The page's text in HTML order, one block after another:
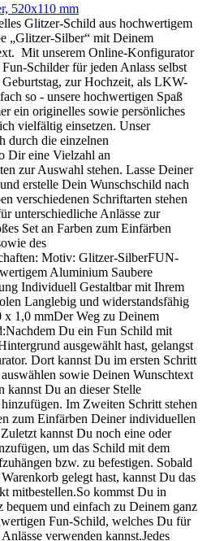
520x110 mm
Glitzer-Schild aus hochwertigem
„Glitzer-Silber“ mit Deinem
Mit unserem Online-Konfigurator
Schilder für jeden Anlass selbst
Geburtstag, zur Hochzeit, als LKW-
so - unsere hochwertigen Spaß
ein originelles sowie persönliches
vielfältig einsetzen. Unser
durch die einzelnen
Dir eine Vielzahl an
zur Auswahl stehen. Lasse Deiner
erstelle Dein Wunschschild nach
verschiedenen Schriftarten stehen
unterschiedliche Anlässe zur
Set an Farben zum Einfärben
des
Motiv: Glitzer-SilberFUN-
Aluminium Saubere
Individuell Gestaltbar mit Ihrem
Langlebig und widerstandsfähig
x 1,0 mmDer Weg zu Deinem
Du ein Fun Schild mit
ausgewählt hast, gelangst
Dort kannst Du im ersten Schritt
sowie Deinen Wunschtext
kannst Du an dieser Stelle
Im Zweiten Schritt stehen
zum Einfärben Deiner individuellen
kannst Du noch eine oder
um das Schild mit dem
bzw. zu befestigen. Sobald
gelegt hast, kannst Du das
mitbestellen.So kommst Du in
bequem und einfach zu Deinem ganz
Fun-Schild, welches Du für
verwenden kannst.Jedes